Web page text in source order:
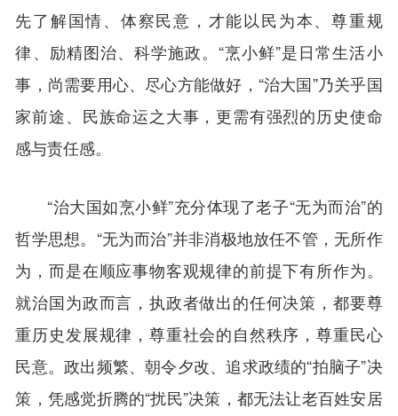
先了解国情、体察民意，才能以民为本、尊重规
律、励精图治、科学施政。“烹小鲜”是日常生活小
事，尚需要用心、尽心方能做好，“治大国”乃关乎国
家前途、民族命运之大事，更需有强烈的历史使命
感与责任感。
“治大国如烹小鲜”充分体现了老子“无为而治”的
哲学思想。“无为而治”并非消极地放任不管，无所作
为，而是在顺应事物客观规律的前提下有所作为。
就治国为政而言，执政者做出的任何决策，都要尊
重历史发展规律，尊重社会的自然秩序，尊重民心
民意。政出频繁、朝令夕改、追求政绩的“拍脑子”决
策，凭感觉折腾的“扰民”决策，都无法让老百姓安居